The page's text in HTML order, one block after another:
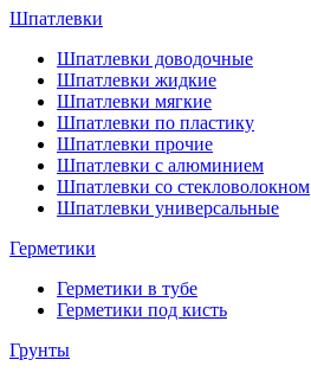
Шпатлевки
Шпатлевки доводочные
Шпатлевки жидкие
Шпатлевки мягкие
Шпатлевки по пластику
Шпатлевки прочие
Шпатлевки с алюминием
Шпатлевки со стекловолокном
Шпатлевки универсальные
Герметики
Герметики в тубе
Герметики под кисть
Грунты